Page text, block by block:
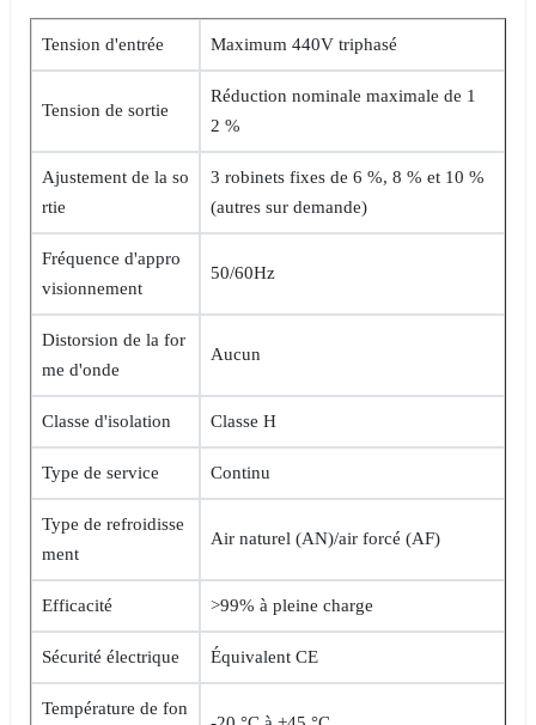
Tension d'entrée Maximum 440V triphasé
Tension de sortie
Réduction nominale maximale de 1
2 %
Ajustement de la so
rtie
3 robinets fixes de 6 %, 8 % et 10 %
(autres sur demande)
Fréquence d'appro
visionnement
50/60Hz
Distorsion de la for
me d'onde
Aucun
Classe d'isolation Classe H
Type de service Continu
Type de refroidisse
ment
Air naturel (AN)/air forcé (AF)
Efficacité >99% à pleine charge
Sécurité électrique Équivalent CE
Température de fon